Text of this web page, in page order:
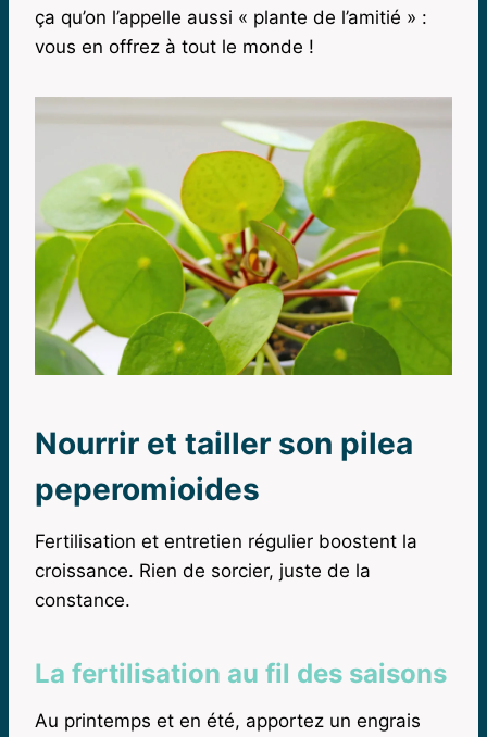
ça qu’on l’appelle aussi « plante de l’amitié » :
vous en offrez à tout le monde !
Nourrir et tailler son pilea
peperomioides
Fertilisation et entretien régulier boostent la
croissance. Rien de sorcier, juste de la
constance.
La fertilisation au fil des saisons
Au printemps et en été, apportez un engrais